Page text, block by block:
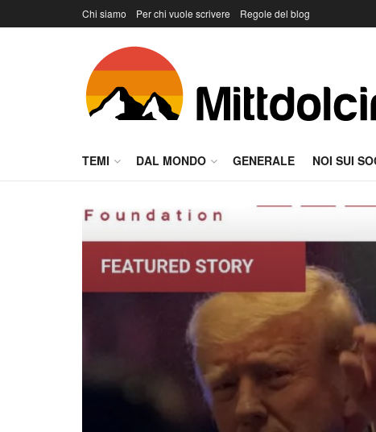
Chi siamo Per chi vuole scrivere Regole del blog
TEMI DAL MONDO GENERALE NOI SUI